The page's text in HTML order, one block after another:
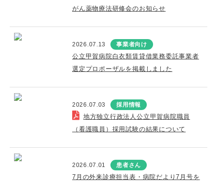
がん薬物療法研修会のお知らせ
2026.07.13 事業者向け
公立甲賀病院白衣類賃貸借業務委託事業者
選定プロポーザルを掲載しました
2026.07.03 採用情報
地方独立行政法人公立甲賀病院職員
（看護職員）採用試験の結果について
2026.07.01 患者さん
7月の外来診療担当表・病院だより7月号を